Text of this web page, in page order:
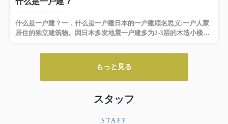
換、 贈与、 建築等のいずれであっても課税されます。ただし、相
続による取得については課税されません。一一一一一不動産取得
税とはこの税金の計算は、次の算式によります。 不動産の
価額(固定資産税評価額) x税率=税額 「不動産の価額」
什么是一户建？一．什么是一户建日本的一户建顾名思义:一户人家
居住的独立建筑物。因日本多发地震一户建多为2-3层的木造小楼，
积，部分一户建自带停车位与院子。（格局1）（格局2）二．一户
建的优缺点想在日本买房子的朋友,一定会考虑的一个问题就是：一
户建好还是公寓好呢?再选择之前我们要先了解这两个种住宅的区
别，根据其特点再结合自身的生活方式与偏好去选择，接下来小编
有土地所有权，土地资产价值高②独立住宅空间大适合家族居住，
もっと見る
スタッフ
STAFF